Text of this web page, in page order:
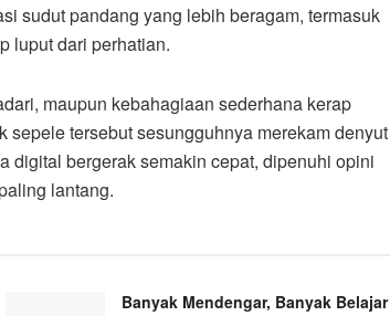
sudut pandang yang lebih beragam, termasuk
luput dari perhatian.
maupun kebahagiaan sederhana kerap
sepele tersebut sesungguhnya merekam denyut
digital bergerak semakin cepat, dipenuhi opini
lantang.
Banyak Mendengar, Banyak Belajar